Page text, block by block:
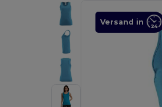
Versand in